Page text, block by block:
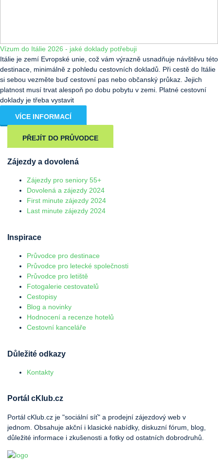
Vízum do Itálie 2026 - jaké doklady potřebuji
Itálie je zemí Evropské unie, což vám výrazně usnadňuje návštěvu této
destinace, minimálně z pohledu cestovních dokladů. Při cestě do Itálie
si sebou vezměte buď cestovní pas nebo občanský průkaz. Jejich
platnost musí trvat alespoň po dobu pobytu v zemi. Platné cestovní
doklady je třeba vystavit
VÍCE INFORMACÍ
PŘEJÍT DO PRŮVODCE
Zájezdy a dovolená
Zájezdy pro seniory 55+
Dovolená a zájezdy 2024
First minute zájezdy 2024
Last minute zájezdy 2024
Inspirace
Průvodce pro destinace
Průvodce pro letecké společnosti
Průvodce pro letiště
Fotogalerie cestovatelů
Cestopisy
Blog a novinky
Hodnocení a recenze hotelů
Cestovní kanceláře
Důležité odkazy
Kontakty
Portál cKlub.cz
Portál cKlub.cz je "sociální síť" a prodejní zájezdový web v
jednom. Obsahuje akční i klasické nabídky, diskuzní fórum, blog,
důležité informace i zkušenosti a fotky od ostatních dobrodruhů.